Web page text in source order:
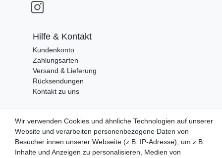
Hilfe & Kontakt
Kundenkonto
Zahlungsarten
Versand & Lieferung
Rücksendungen
Kontakt zu uns
Zahlungsanbieter
Wir verwenden Cookies und ähnliche Technologien auf unserer
Website und verarbeiten personenbezogene Daten von
Besucher:innen unserer Webseite (z.B. IP-Adresse), um z.B.
Inhalte und Anzeigen zu personalisieren, Medien von